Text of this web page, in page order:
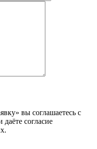
вы соглашаетесь с
даёте согласие